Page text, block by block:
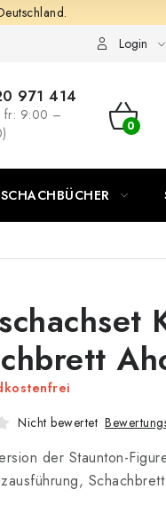
Login
971 414
fr: 9:00 –
SCHACHBÜCHER
Nicht bewertet
der Staunton-